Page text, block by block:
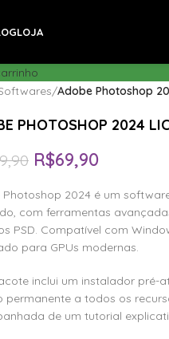
LOJA
/Adobe Photoshop
PHOTOSHOP 2024
R$69,90
Photoshop 2024 é um
com ferramentas
PSD. Compatível com
para GPUs modernas.
inclui um instalador pré-
permanente a todos os
de um tutorial